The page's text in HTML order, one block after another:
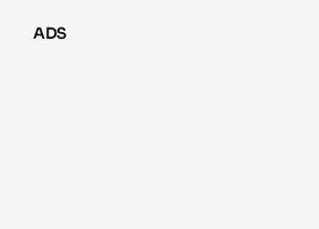
ADS